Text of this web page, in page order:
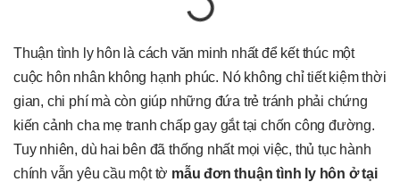
Thuận tình ly hôn là cách văn minh nhất để kết thúc một
cuộc hôn nhân không hạnh phúc. Nó không chỉ tiết kiệm thời
gian, chi phí mà còn giúp những đứa trẻ tránh phải chứng
kiến cảnh cha mẹ tranh chấp gay gắt tại chốn công đường.
Tuy nhiên, dù hai bên đã thống nhất mọi việc, thủ tục hành
chính vẫn yêu cầu một tờ mẫu đơn thuận tình ly hôn ở tại